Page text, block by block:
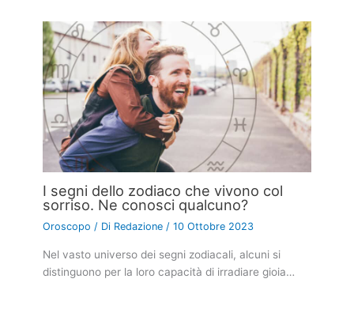
I segni dello zodiaco che vivono col
sorriso. Ne conosci qualcuno?
Oroscopo / Di Redazione/10 Ottobre 2023
Nel vasto universo dei segni zodiacali, alcuni si
distinguono per la loro capacità di irradiare gioia…